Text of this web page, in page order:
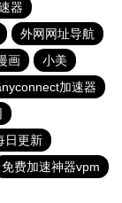
器
外网网址导航
画
小美
加速器
日更新
免费加速神器vpm